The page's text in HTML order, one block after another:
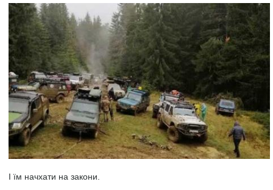
І їм начхати на закони.